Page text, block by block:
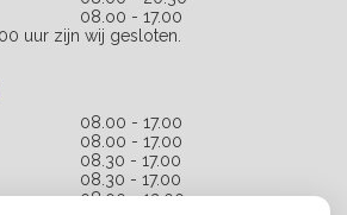
08.o0 - 17.00
uur zijn wij gesloten.
08.00 - 17.00
08.00 - 17.00
08.30 - 17.00
08.30 - 17.00
08.00 - 12.00